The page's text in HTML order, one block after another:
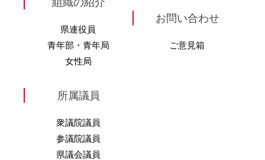
県連役員
青年部・青年局
女性局
所属議員
衆議院議員
参議院議員
県議会議員
お問い合わせ
ご意見箱